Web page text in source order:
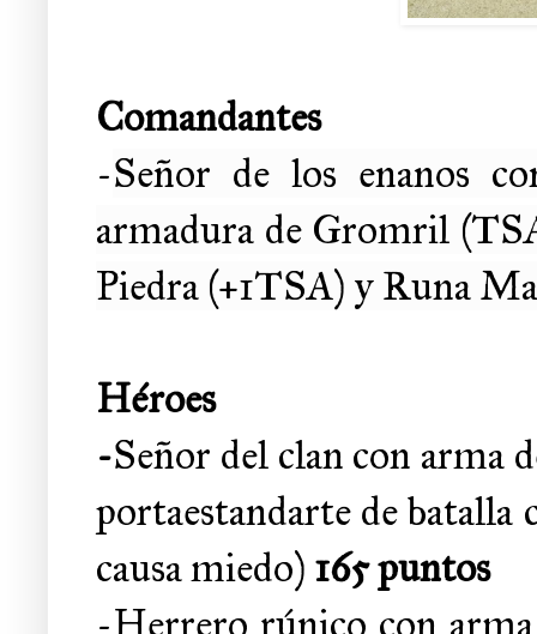
Comandantes
-Señor de los enanos
armadura de Gromril
Piedra (+1TSA) y Runa
Héroes
-Señor del clan con arma
portaestandarte de
causa miedo) 165 puntos
-Herrero rúnico con